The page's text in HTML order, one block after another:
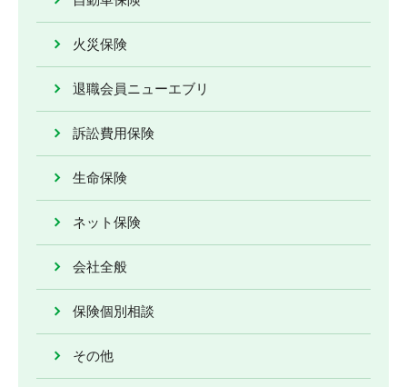
火災保険
退職会員ニューエブリ
訴訟費用保険
生命保険
ネット保険
会社全般
保険個別相談
その他